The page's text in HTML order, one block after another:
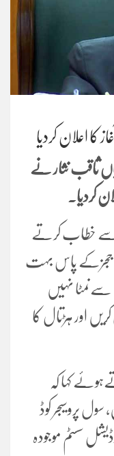
اعلان کردیا
ثاقب نثار نے
کردیا۔
سے خطاب کرتے
ججزکے پاس بہت
نہیں
اور ہڑتال کا
کہا کہ
پروسیجر کوڈ
سسٹم موجودہ